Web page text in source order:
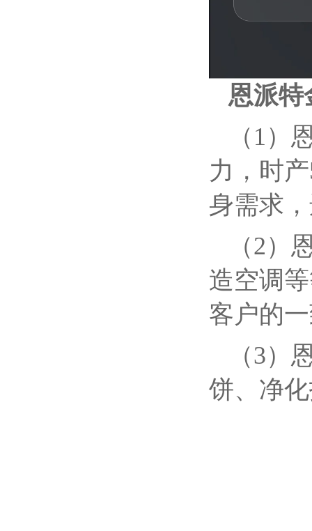
恩派特
（1）
力，时
身需求
（2）
造空调
客户的
（3）
饼、净